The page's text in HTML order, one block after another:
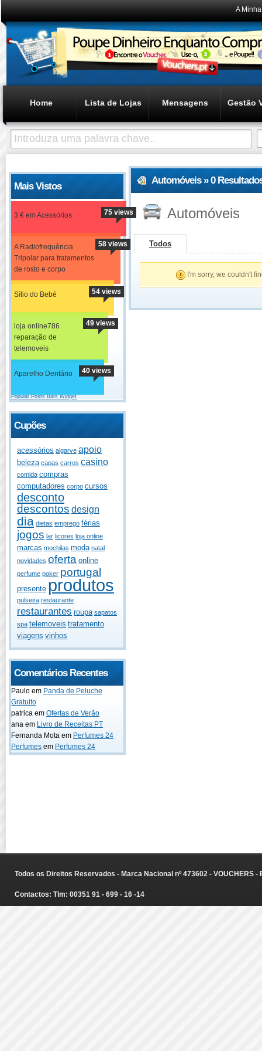
A
Home Lista de Lojas Mensagens Gestão
Mais Vistos
3 € em Acessórios 75 views
A Radiofrequência
Tripolar para tratamentos
de rosto e corpo
58 views
Sítio do Bebé 54 views
loja online786
reparação de
telemoveis
49 views
Aparelho Dentário 40 views
Popular Posts Bars Widget
Cupões
acessórios algarve apoio
beleza capas carros casino
comida compras
computadores corpo cursos
desconto
descontos design
dia dietas emprego férias
jogos lar licores loja online
marcas mochilas moda natal
novidades oferta online
perfume poker portugal
presente produtos
pulseira restaurante
restaurantes roupa sapatos
spa telemoveis tratamento
viagens vinhos
Comentários Recentes
Paulo em Panda de Peluche
Gratuito
patrica em Ofertas de Verão
ana em Livro de Receitas PT
Fernanda Mota em Perfumes 24
Perfumes em Perfumes 24
Automóveis » 0
Automóveis
Todos
I'm sorry, we couldn't
Todos os Direitos Reservados - Marca Nacional nº 473602 - VOUCHERS
Contactos: Tlm: 00351 91 - 699 - 16 -14